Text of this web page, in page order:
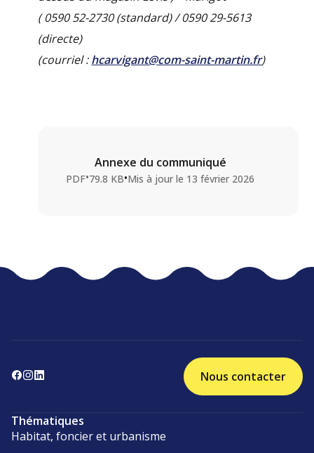
( 0590 52-2730 (standard) / 0590 29-5613
(directe)
(courriel :hcarvigant@com-saint-martin.fr)
Annexe du communiqué
PDF•79.8 KB•Mis à jour le 13 février 2026
Nous contacter
Thématiques
Habitat, foncier et urbanisme